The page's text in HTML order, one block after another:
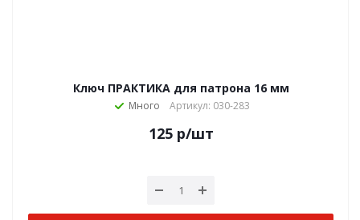
Ключ ПРАКТИКА для патрона 16 мм
Много Артикул: 030-283
125р/шт